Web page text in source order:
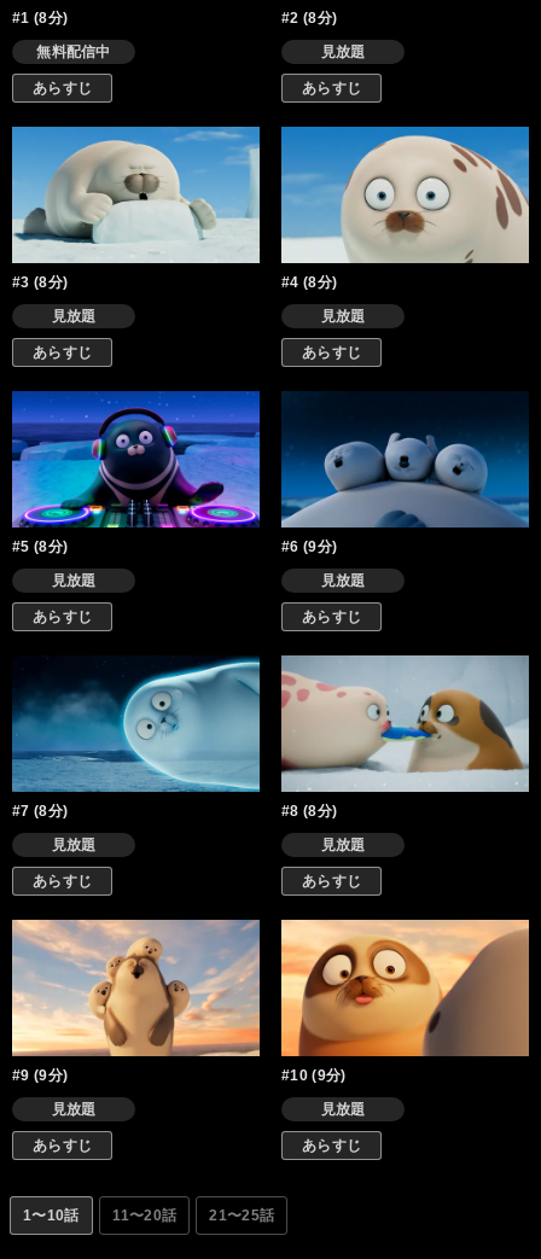
#1 (8分)
無料配信中
あらすじ
#2 (8分)
見放題
あらすじ
#3 (8分)
見放題
あらすじ
#4 (8分)
見放題
あらすじ
#5 (8分)
見放題
あらすじ
#6 (9分)
見放題
あらすじ
#7 (8分)
見放題
あらすじ
#8 (8分)
見放題
あらすじ
#9 (9分)
見放題
あらすじ
#10 (9分)
見放題
あらすじ
1〜10話 11〜20話 21〜25話